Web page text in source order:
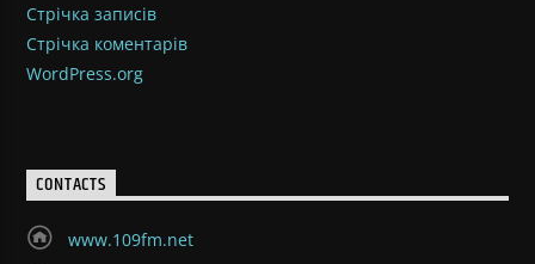
Стрічка записів
Стрічка коментарів
WordPress.org
CONTACTS
www.109fm.net